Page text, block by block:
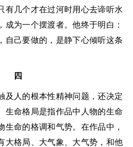
有几个才在过河时用心去谛听水
成为一个摆渡者。他终于明白：
自己要做的，是静下心倾听这条
四
人的根本性精神问题，还决定
生命格局是指作品中人物的生命
生命的格调和气势。在作品中，
大格局、大气象、大气势，和他